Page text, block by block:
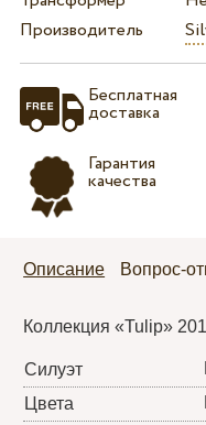
Производитель
Бесплатная
доставка
Гарантия
качества
Описание Вопрос-
Коллекция «Tulip»
Силуэт
Цвета